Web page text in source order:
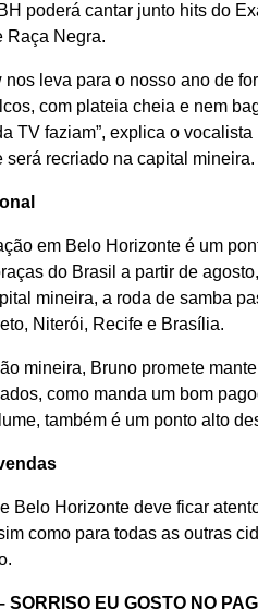
poderá cantar junto hits do
Raça Negra.
nos leva para o nosso ano de
com plateia cheia e nem
TV faziam”, explica o
será recriado na capital mineira.
em Belo Horizonte é um
do Brasil a partir de
mineira, a roda de samba
Niterói, Recife e Brasília.
mineira, Bruno promete
como manda um bom
também é um ponto alto
Belo Horizonte deve ficar
como para todas as outras
SORRISO EU GOSTO NO